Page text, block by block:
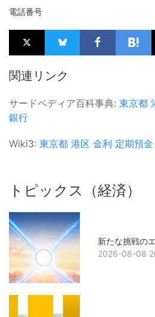
電話番号
関連リンク
サードペディア百科事典: 東京都
銀行
Wiki3: 東京都 港区 金利 定期預金
トピックス（経済）
新たな挑戦の
2026-08-08